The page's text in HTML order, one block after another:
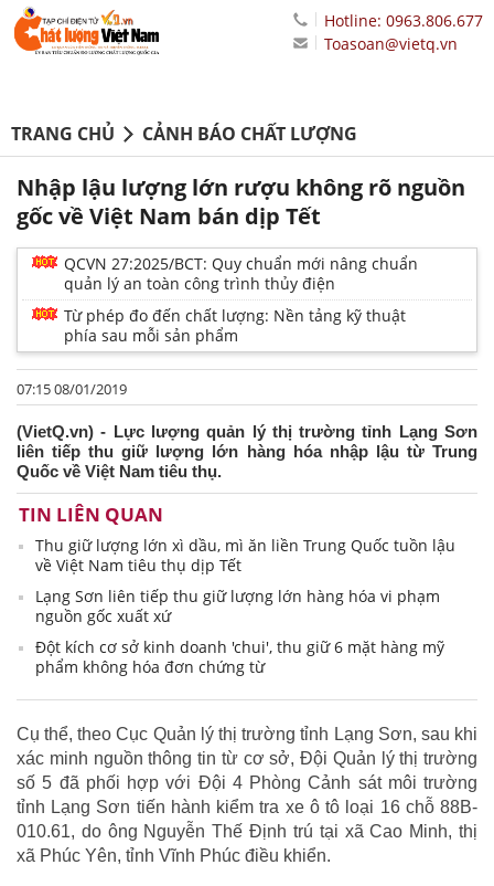
Hotline: 0963.806.677
Toasoan@vietq.vn
TRANG CHỦ CẢNH BÁO CHẤT LƯỢNG
Nhập lậu lượng lớn rượu không rõ nguồn
gốc về Việt Nam bán dịp Tết
QCVN 27:2025/BCT: Quy chuẩn mới nâng chuẩn
quản lý an toàn công trình thủy điện
Từ phép đo đến chất lượng: Nền tảng kỹ thuật
phía sau mỗi sản phẩm
07:15 08/01/2019
(VietQ.vn) - Lực lượng quản lý thị trường tỉnh Lạng Sơn
liên tiếp thu giữ lượng lớn hàng hóa nhập lậu từ Trung
Quốc về Việt Nam tiêu thụ.
TIN LIÊN QUAN
Thu giữ lượng lớn xì dầu, mì ăn liền Trung Quốc tuồn lậu
về Việt Nam tiêu thụ dịp Tết
Lạng Sơn liên tiếp thu giữ lượng lớn hàng hóa vi phạm
nguồn gốc xuất xứ
Đột kích cơ sở kinh doanh 'chui', thu giữ 6 mặt hàng mỹ
phẩm không hóa đơn chứng từ
Cụ thể, theo Cục Quản lý thị trường tỉnh Lạng Sơn, sau khi
xác minh nguồn thông tin từ cơ sở, Đội Quản lý thị trường
số 5 đã phối hợp với Đội 4 Phòng Cảnh sát môi trường
tỉnh Lạng Sơn tiến hành kiểm tra xe ô tô loại 16 chỗ 88B-
010.61, do ông Nguyễn Thế Định trú tại xã Cao Minh, thị
xã Phúc Yên, tỉnh Vĩnh Phúc điều khiển.